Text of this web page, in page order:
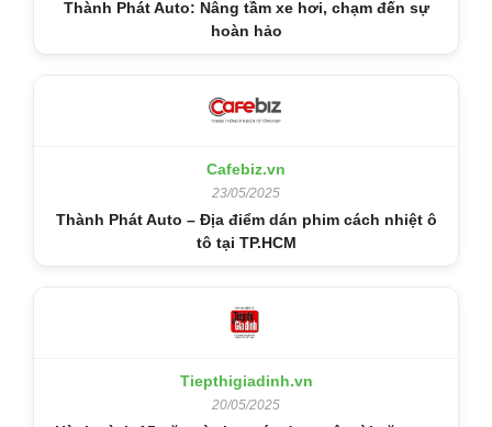
Thành Phát Auto: Nâng tầm xe hơi, chạm đến sự
hoàn hảo
Cafebiz.vn
23/05/2025
Thành Phát Auto – Địa điểm dán phim cách nhiệt ô
tô tại TP.HCM
Tiepthigiadinh.vn
20/05/2025